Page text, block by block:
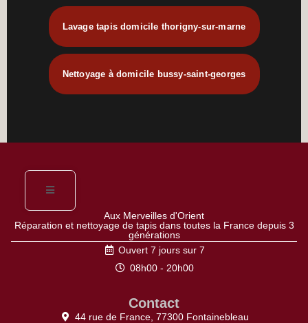
Lavage tapis domicile thorigny-sur-marne
Nettoyage à domicile bussy-saint-georges
Aux Merveilles d'Orient
Réparation et nettoyage de tapis dans toutes la France depuis 3
générations
Ouvert 7 jours sur 7
08h00 - 20h00
Contact
44 rue de France, 77300 Fontainebleau